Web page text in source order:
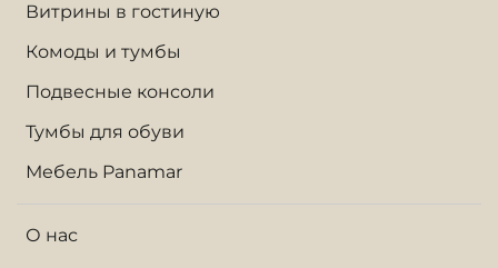
Витрины в гостиную
Комоды и тумбы
Подвесные консоли
Тумбы для обуви
Мебель Panamar
О нас